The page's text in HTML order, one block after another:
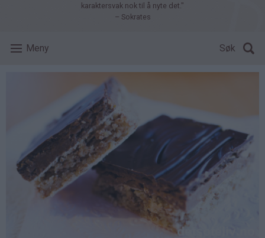
karaktersvak nok til å nyte det."
– Sokrates
Meny Søk